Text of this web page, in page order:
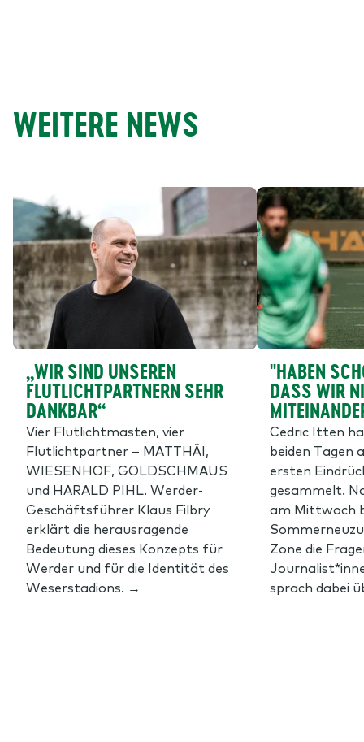
WEITERE NEWS
„WIR SIND UNSEREN
FLUTLICHTPARTNERN SEHR
DANKBAR“
Vier Flutlichtmasten, vier
Flutlichtpartner – MATTHÄI,
WIESENHOF, GOLDSCHMAUS
und HARALD PIHL. Werder-
Geschäftsführer Klaus Filbry
erklärt die herausragende
Bedeutung dieses Konzepts für
Werder und für die Identität des
Weserstadions. →
"HABEN
DASS WIR
Cedric Itten
beiden Tagen
ersten
gesammelt.
am Mittwoch
Zone die
sprach dabei